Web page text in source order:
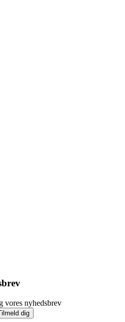
vores nyhedsbrev
dig